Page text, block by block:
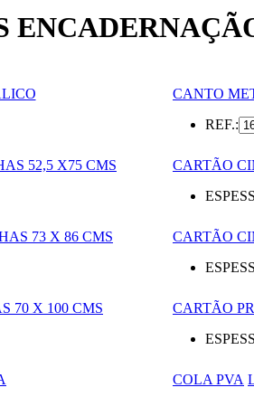
CANTO
REF.:
CARTÃO
CARTÃO
CARTÃO
COLA PVA